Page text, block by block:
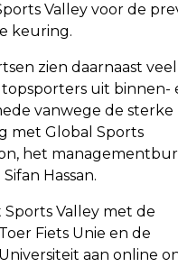
Valley voor de
keuring.
zien daarnaast veel
uit binnen-
vanwege de sterke
met Global Sports
het
Hassan.
Valley met de
Fiets Unie en de
aan online